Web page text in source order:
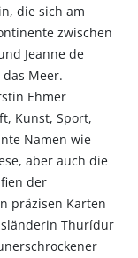
die sich am
zwischen
Jeanne de
Meer.
Ehmer
Kunst, Sport,
Namen wie
aber auch die
der
präzisen Karten
Thurídur